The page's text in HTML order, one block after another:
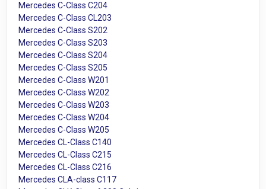
Mercedes C-Class C204
Mercedes C-Class CL203
Mercedes C-Class S202
Mercedes C-Class S203
Mercedes C-Class S204
Mercedes C-Class S205
Mercedes C-Class W201
Mercedes C-Class W202
Mercedes C-Class W203
Mercedes C-Class W204
Mercedes C-Class W205
Mercedes CL-Class C140
Mercedes CL-Class C215
Mercedes CL-Class C216
Mercedes CLA-class C117